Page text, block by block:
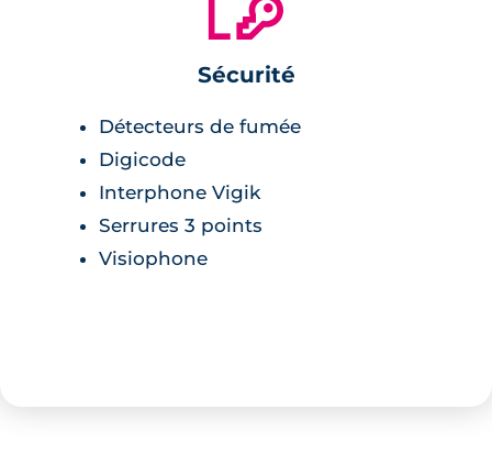
Sécurité
Détecteurs de fumée
Digicode
Interphone Vigik
Serrures 3 points
Visiophone